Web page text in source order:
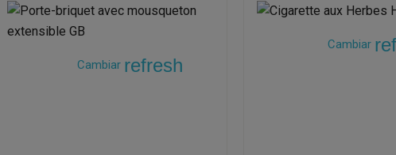
Cambiar refresh
Cambiar